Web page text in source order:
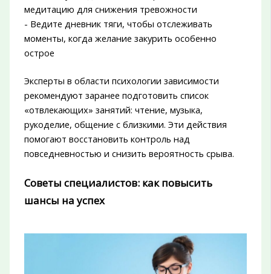
медитацию для снижения тревожности
- Ведите дневник тяги, чтобы отслеживать
моменты, когда желание закурить особенно
острое
Эксперты в области психологии зависимости
рекомендуют заранее подготовить список
«отвлекающих» занятий: чтение, музыка,
рукоделие, общение с близкими. Эти действия
помогают восстановить контроль над
повседневностью и снизить вероятность срыва.
Советы специалистов: как повысить
шансы на успех